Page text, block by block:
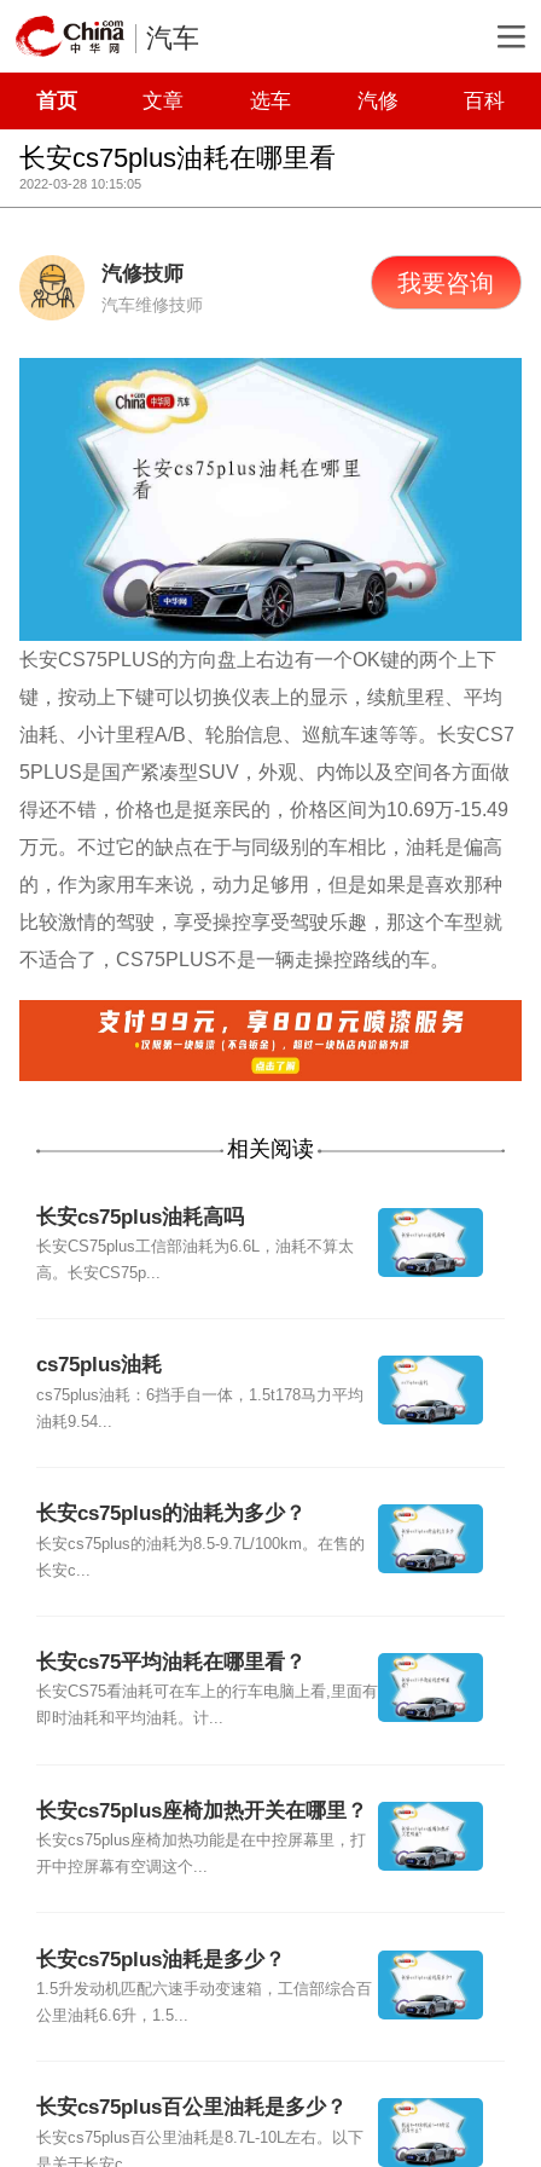
汽车
首页 文章 选车 汽修 百科
长安cs75plus油耗在哪里看
2022-03-28 10:15:05
汽修技师
汽车维修技师
我要咨询
长安CS75PLUS的方向盘上右边有一个OK键的两个上下
键，按动上下键可以切换仪表上的显示，续航里程、平均
油耗、小计里程A/B、轮胎信息、巡航车速等等。长安CS7
5PLUS是国产紧凑型SUV，外观、内饰以及空间各方面做
得还不错，价格也是挺亲民的，价格区间为10.69万-15.49
万元。不过它的缺点在于与同级别的车相比，油耗是偏高
的，作为家用车来说，动力足够用，但是如果是喜欢那种
比较激情的驾驶，享受操控享受驾驶乐趣，那这个车型就
不适合了，CS75PLUS不是一辆走操控路线的车。
相关阅读
长安cs75plus油耗高吗
长安CS75plus工信部油耗为6.6L，油耗不算太
高。长安CS75p...
cs75plus油耗
cs75plus油耗：6挡手自一体，1.5t178马力平均
油耗9.54...
长安cs75plus的油耗为多少？
长安cs75plus的油耗为8.5-9.7L/100km。在售的
长安c...
长安cs75平均油耗在哪里看？
长安CS75看油耗可在车上的行车电脑上看,里面有
即时油耗和平均油耗。计...
长安cs75plus座椅加热开关在哪里？
长安cs75plus座椅加热功能是在中控屏幕里，打
开中控屏幕有空调这个...
长安cs75plus油耗是多少？
1.5升发动机匹配六速手动变速箱，工信部综合百
公里油耗6.6升，1.5...
长安cs75plus百公里油耗是多少？
长安cs75plus百公里油耗是8.7L-10L左右。以下